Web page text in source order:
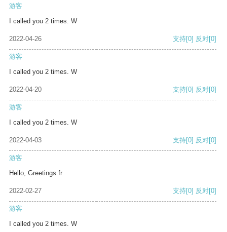
游客
I called you 2 times. W
2022-04-26 支持[0] 反对[0]
游客
I called you 2 times. W
2022-04-20 支持[0] 反对[0]
游客
I called you 2 times. W
2022-04-03 支持[0] 反对[0]
游客
Hello, Greetings fr
2022-02-27 支持[0] 反对[0]
游客
I called you 2 times. W